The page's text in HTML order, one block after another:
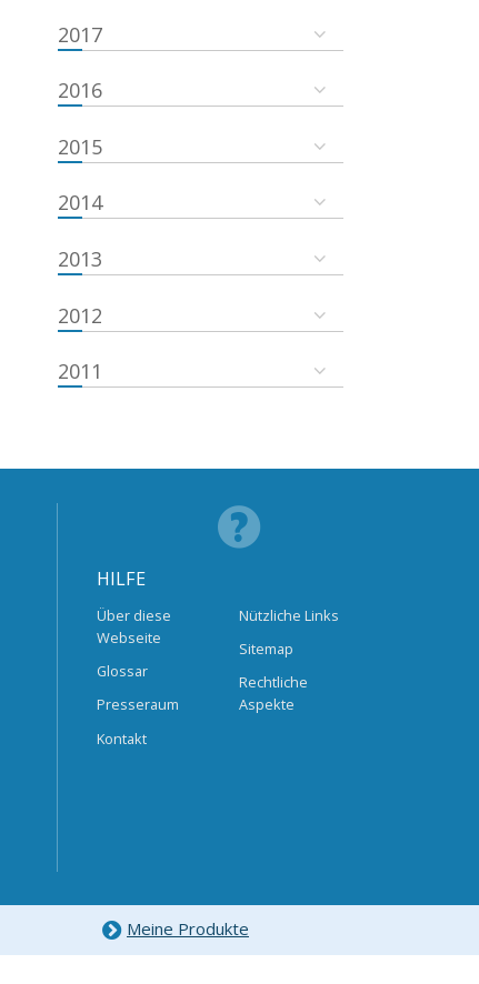
2017
2016
2015
2014
2013
2012
2011
HILFE
Über diese
Webseite
Glossar
Presseraum
Kontakt
Nützliche Links
Sitemap
Rechtliche
Aspekte
Meine Produkte